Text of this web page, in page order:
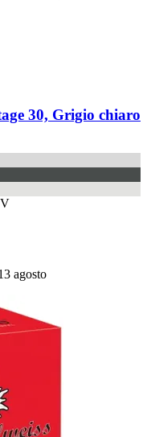
30, Grigio chiaro
agosto